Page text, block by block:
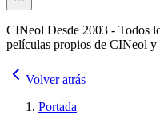
CINeol Desde 2003 - Todos
películas propios de CINeol
Volver atrás
Portada